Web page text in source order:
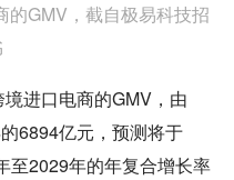
的GMV，截自极易科技招
进口电商的GMV，由
6894亿元，预测将于
至2029年的年复合增长率